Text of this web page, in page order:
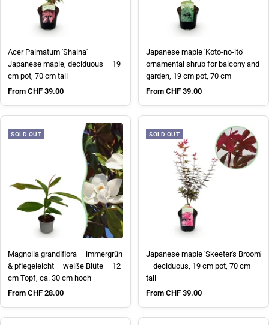
Acer Palmatum 'Shaina' –
Japanese maple, deciduous – 19
cm pot, 70 cm tall
Sale price
From CHF 39.00
Japanese maple 'Koto-no-ito' –
ornamental shrub for balcony and
garden, 19 cm pot, 70 cm
Sale price
From CHF 39.00
SOLD OUT
Magnolia grandiflora – immergrün
& pflegeleicht – weiße Blüte – 12
cm Topf, ca. 30 cm hoch
Sale price
From CHF 28.00
SOLD OUT
Japanese maple 'Skeeter's Broom'
– deciduous, 19 cm pot, 70 cm
tall
Sale price
From CHF 39.00